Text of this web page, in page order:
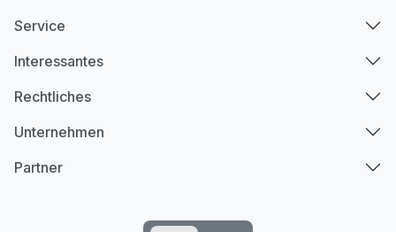
Service
Interessantes
Rechtliches
Unternehmen
Partner